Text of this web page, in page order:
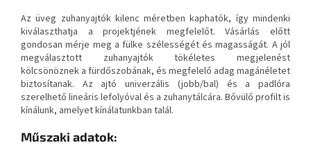
Az üveg zuhanyajtók kilenc méretben kaphatók, így mindenki
kiválaszthatja a projektjének megfelelőt. Vásárlás előtt
gondosan mérje meg a fülke szélességét és magasságát. A jól
megválasztott zuhanyajtók tökéletes megjelenést
kölcsönöznek a fürdőszobának, és megfelelő adag magánéletet
biztosítanak. Az ajtó univerzális (jobb/bal) és a padlóra
szerelhető lineáris lefolyóval és a zuhanytálcára. Bővülő profilt is
kínálunk, amelyet kínálatunkban talál.
Műszaki adatok: